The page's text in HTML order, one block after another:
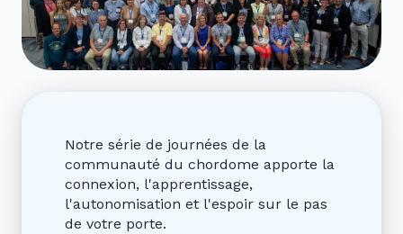
Notre série de journées de la
communauté du chordome apporte la
connexion, l'apprentissage,
l'autonomisation et l'espoir sur le pas
de votre porte.